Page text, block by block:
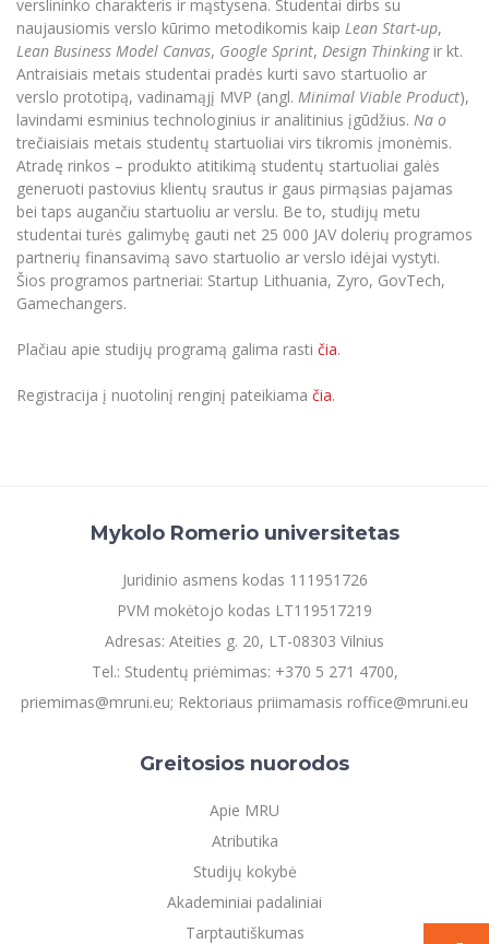
verslininko charakteris ir mąstysena. Studentai dirbs su
naujausiomis verslo kūrimo metodikomis kaip Lean Start-up,
Lean Business Model Canvas, Google Sprint, Design Thinkingir kt.
Antraisiais metais studentai pradės kurti savo startuolio ar
verslo prototipą, vadinamąjį MVP (angl. Minimal Viable Product),
lavindami esminius technologinius ir analitinius įgūdžius. Na o
trečiaisiais metais studentų startuoliai virs tikromis įmonėmis.
Atradę rinkos – produkto atitikimą studentų startuoliai galės
generuoti pastovius klientų srautus ir gaus pirmąsias pajamas
bei taps augančiu startuoliu ar verslu. Be to, studijų metu
studentai turės galimybę gauti net 25 000 JAV dolerių programos
partnerių finansavimą savo startuolio ar verslo idėjai vystyti.
Šios programos partneriai: Startup Lithuania, Zyro, GovTech,
Gamechangers.
Plačiau apie studijų programą galima rasti čia.
Registracija į nuotolinį renginį pateikiama čia.
Mykolo Romerio universitetas
Juridinio asmens kodas 111951726
PVM mokėtojo kodas LT119517219
Adresas: Ateities g. 20, LT-08303 Vilnius
Tel.: Studentų priėmimas: +370 5 271 4700,
priemimas@mruni.eu; Rektoriaus priimamasis roffice@mruni.eu
Greitosios nuorodos
Apie MRU
Atributika
Studijų kokybė
Akademiniai padaliniai
Tarptautiškumas